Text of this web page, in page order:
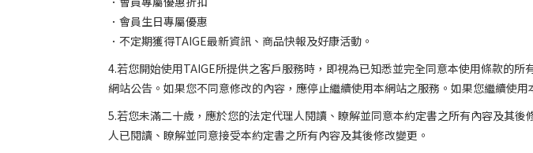
．會員生日專屬優惠
．不定期獲得TAIGE最新資訊、商品快報及好康活動。
4.若您開始使用TAIGE所提供之客戶服務時，即視為已知悉並完全同意本使用條款的
網站公告。如果您不同意修改的內容，應停止繼續使用本網站之服務。如果您繼續使
5.若您未滿二十歲，應於您的法定代理人閱讀、瞭解並同意本約定書之所有內容及其
人已閱讀、瞭解並同意接受本約定書之所有內容及其後修改變更。